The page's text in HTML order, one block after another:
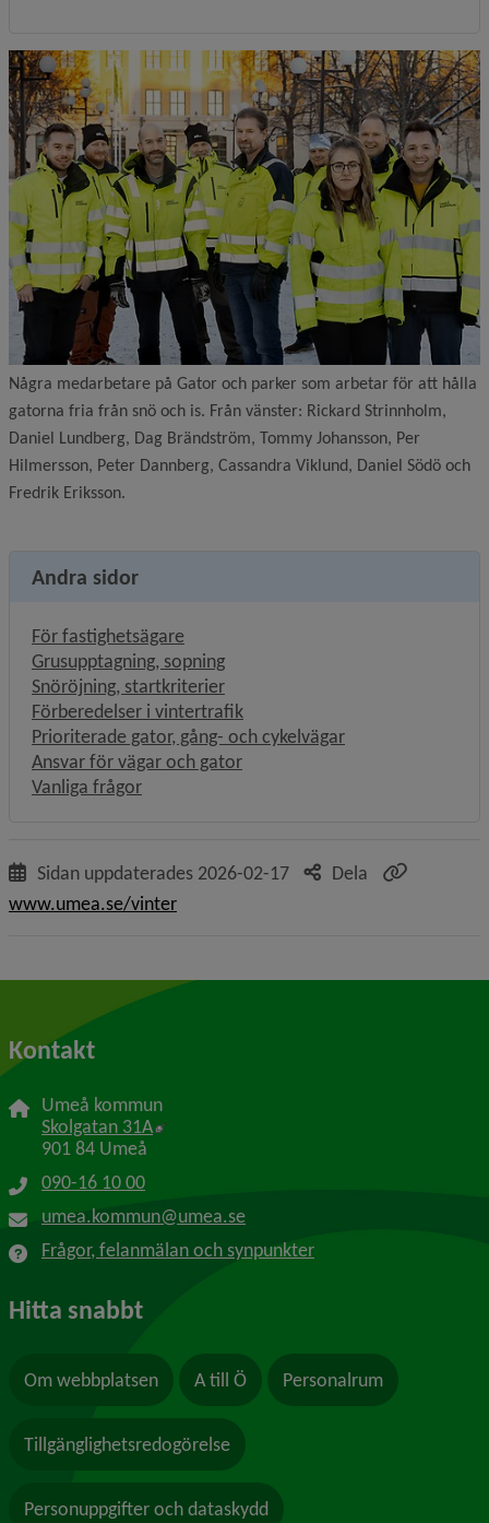
Några medarbetare på Gator och parker som arbetar för att hålla
gatorna fria från snö och is. Från vänster: Rickard Strinnholm,
Daniel Lundberg, Dag Brändström, Tommy Johansson, Per
Hilmersson, Peter Dannberg, Cassandra Viklund, Daniel Södö och
Fredrik Eriksson.
Andra sidor
För fastighetsägare
Grusupptagning, sopning
Snöröjning, startkriterier
Förberedelser i vintertrafik
Prioriterade gator, gång- och cykelvägar
Ansvar för vägar och gator
Vanliga frågor
Sidan uppdaterades 2026-02-17
Dela
www.umea.se/vinter
Kontakt
Umeå kommun
Skolgatan 31A Länk till annan webbplats, öppnas i nytt
901 84 Umeå
090-16 10 00
umea.kommun@umea.se
Frågor, felanmälan och synpunkter
Hitta snabbt
Om webbplatsen A till Ö Personalrum
Tillgänglighetsredogörelse
Personuppgifter och dataskydd